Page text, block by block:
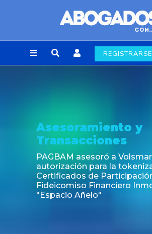
REGISTRARSE
y
asesoró a Volsmart en la
para la tokenización de los
de Participación del
Financiero Inmobiliario
Añelo"